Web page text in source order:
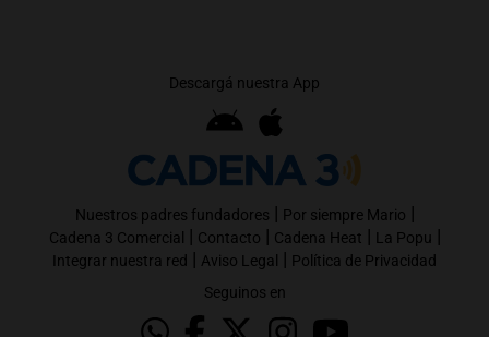
Descargá nuestra App
Nuestros padres fundadores | Por siempre Mario |
Cadena 3 Comercial | Contacto | Cadena Heat | La Popu |
Integrar nuestra red | Aviso Legal | Política de Privacidad
Seguinos en